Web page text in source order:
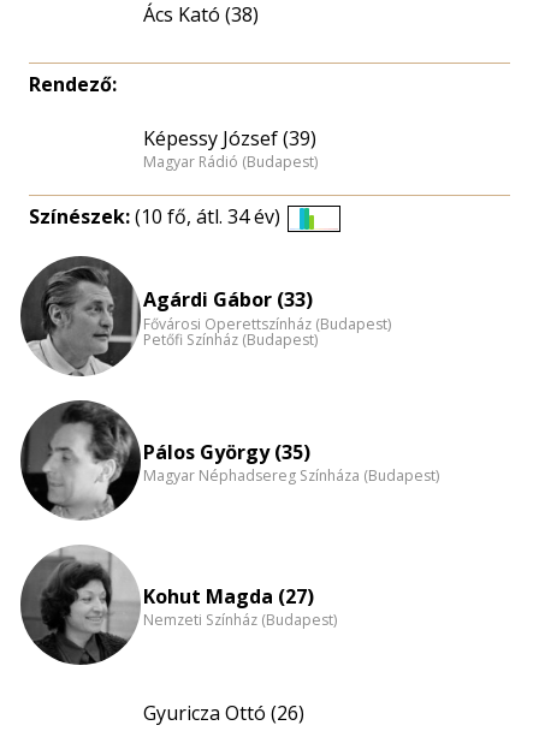
Ács Kató (38)
Rendező:
Képessy József (39)
Magyar Rádió (Budapest)
Színészek:(10 fő, átl. 34 év)
nagyítása
Agárdi Gábor (33)
Fővárosi Operettszínház (Budapest)
Petőfi Színház (Budapest)
Pálos György (35)
Magyar Néphadsereg Színháza (Budapest)
Kohut Magda (27)
Nemzeti Színház (Budapest)
Gyuricza Ottó (26)